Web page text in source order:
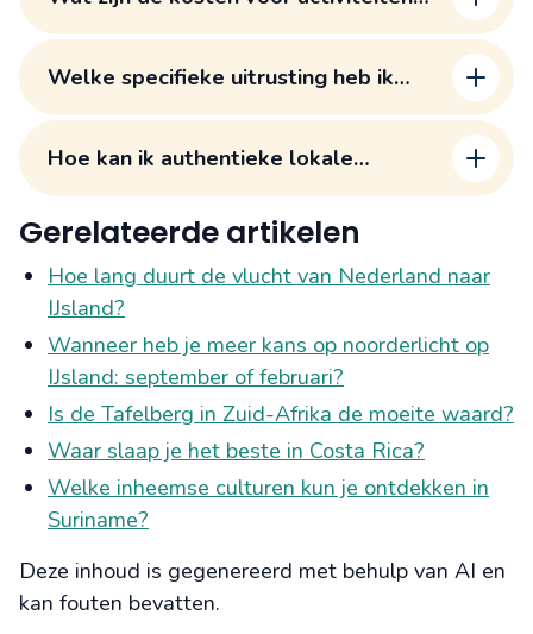
besparen?
Welke specifieke uitrusting heb ik
op Madeira?
Hoe kan ik authentieke lokale
Gerelateerde artikelen
Hoe lang duurt de vlucht van Nederland naar
IJsland?
Wanneer heb je meer kans op noorderlicht op
IJsland: september of februari?
Is de Tafelberg in Zuid-Afrika de moeite waard?
Waar slaap je het beste in Costa Rica?
Welke inheemse culturen kun je ontdekken in
Suriname?
Deze inhoud is gegenereerd met behulp van AI en
kan fouten bevatten.